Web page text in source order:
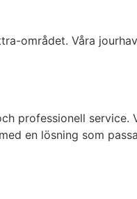
området. Våra
professionell service.
en lösning som